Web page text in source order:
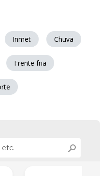
Inmet Chuva
Frente fria